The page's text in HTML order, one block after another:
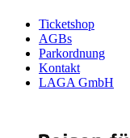
Ticketshop
AGBs
Parkordnung
Kontakt
LAGA GmbH